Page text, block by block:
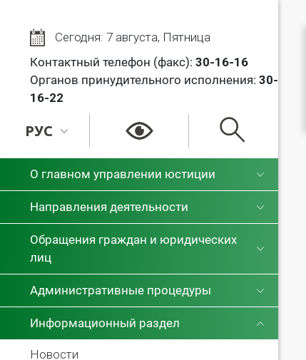
Сегодня: 7 августа, Пятница
Контактный телефон (факс): 30-16-16
Органов принудительного исполнения: 30-
16-22
РУС
О главном управлении юстиции
Направления деятельности
Обращения граждан и юридических
лиц
Административные процедуры
Информационный раздел
Новости